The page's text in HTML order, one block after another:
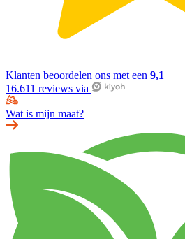
Klanten beoordelen ons met een 9,1
16.611 reviews via
Wat is mijn maat?